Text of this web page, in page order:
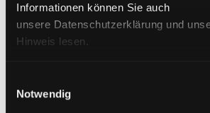
Informationen können Sie auch
unsere Datenschutzerklärung und
Hinweis lesen.
Notwendig
ADD TO CART
SIZING